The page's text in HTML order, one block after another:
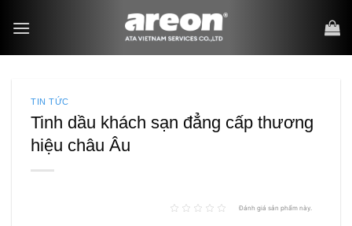
qua
TIN TỨC
Tinh dầu khách sạn đẳng cấp thương
hiệu châu Âu
Đánh giá sản phẩm này.